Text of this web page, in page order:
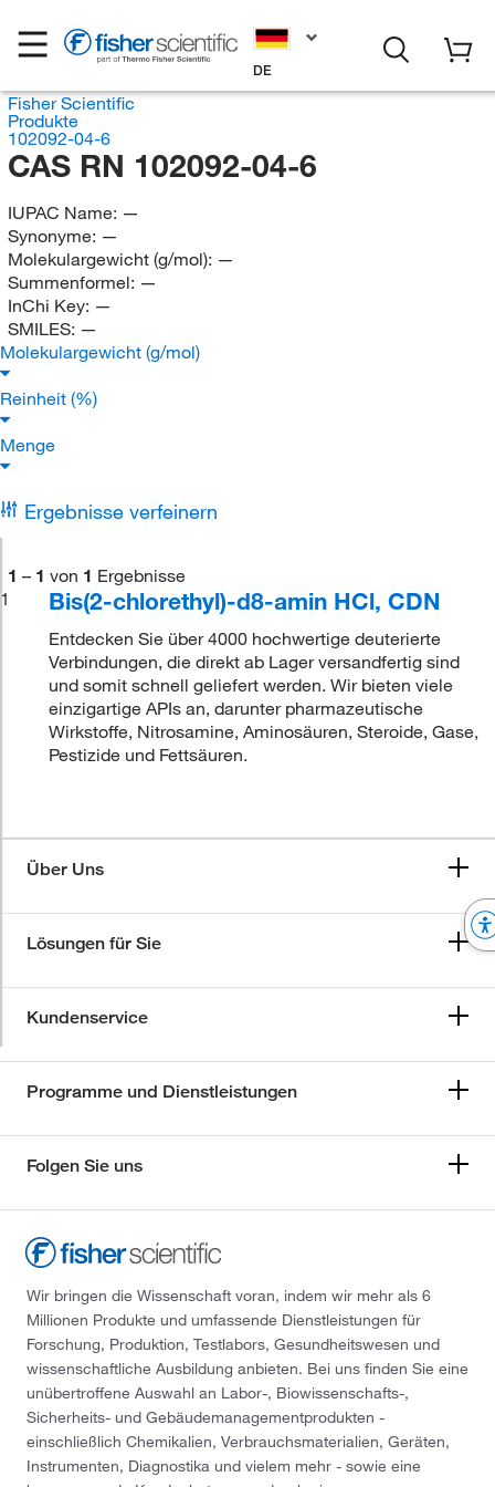
DE
Fisher Scientific
Produkte
102092-04-6
CAS RN 102092-04-6
IUPAC Name: —
Synonyme: —
Molekulargewicht (g/mol): —
Summenformel: —
InChi Key: —
SMILES: —
Molekulargewicht (g/mol)
Reinheit (%)
Menge
Ergebnisse verfeinern
1 – 1 von 1 Ergebnisse
1
Bis(2-chlorethyl)-d8-amin HCl, CDN
Entdecken Sie über 4000 hochwertige deuterierte
Verbindungen, die direkt ab Lager versandfertig sind
und somit schnell geliefert werden. Wir bieten viele
einzigartige APIs an, darunter pharmazeutische
Wirkstoffe, Nitrosamine, Aminosäuren, Steroide, Gase,
Pestizide und Fettsäuren.
Über Uns
Lösungen für Sie
Kundenservice
Programme und Dienstleistungen
Folgen Sie uns
Wir bringen die Wissenschaft voran, indem wir mehr als 6
Millionen Produkte und umfassende Dienstleistungen für
Forschung, Produktion, Testlabors, Gesundheitswesen und
wissenschaftliche Ausbildung anbieten. Bei uns finden Sie eine
unübertroffene Auswahl an Labor-, Biowissenschafts-,
Sicherheits- und Gebäudemanagementprodukten -
einschließlich Chemikalien, Verbrauchsmaterialien, Geräten,
Instrumenten, Diagnostika und vielem mehr - sowie eine